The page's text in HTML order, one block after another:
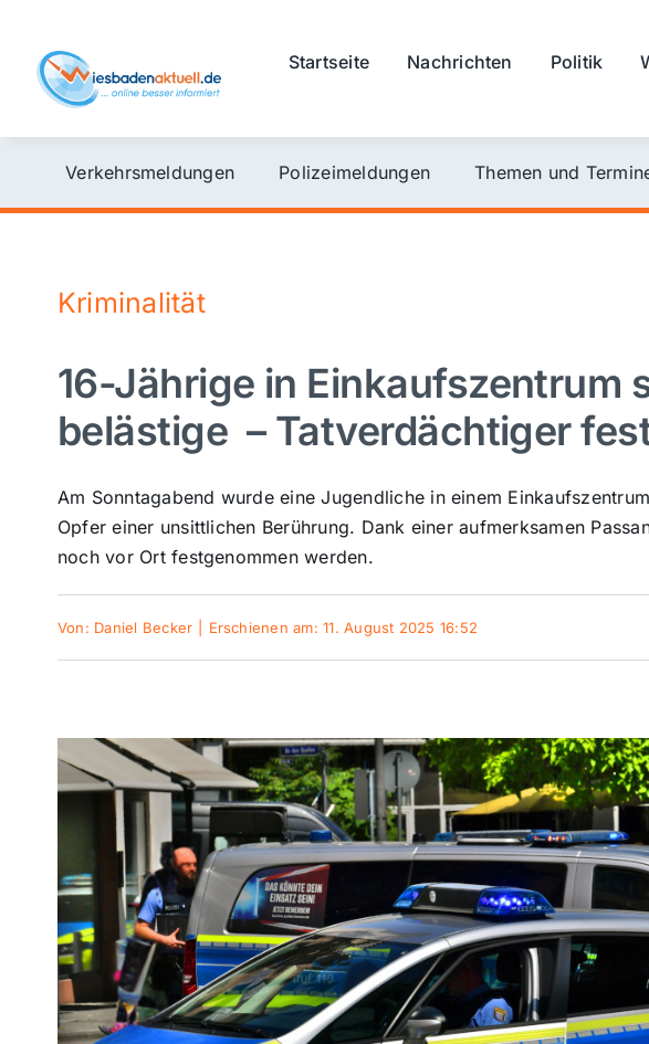
content
Startseite Nachrichten Politik
Verkehrsmeldungen Polizeimeldungen Themen und
Kriminalität
16-Jährige in Einkaufszentrum
belästige – Tatverdächtiger
Am Sonntagabend wurde eine Jugendliche in einem
Opfer einer unsittlichen Berührung. Dank einer aufmerksamen
noch vor Ort festgenommen werden.
Von: Daniel Becker Erschienen am: 11. August 2025 16:52